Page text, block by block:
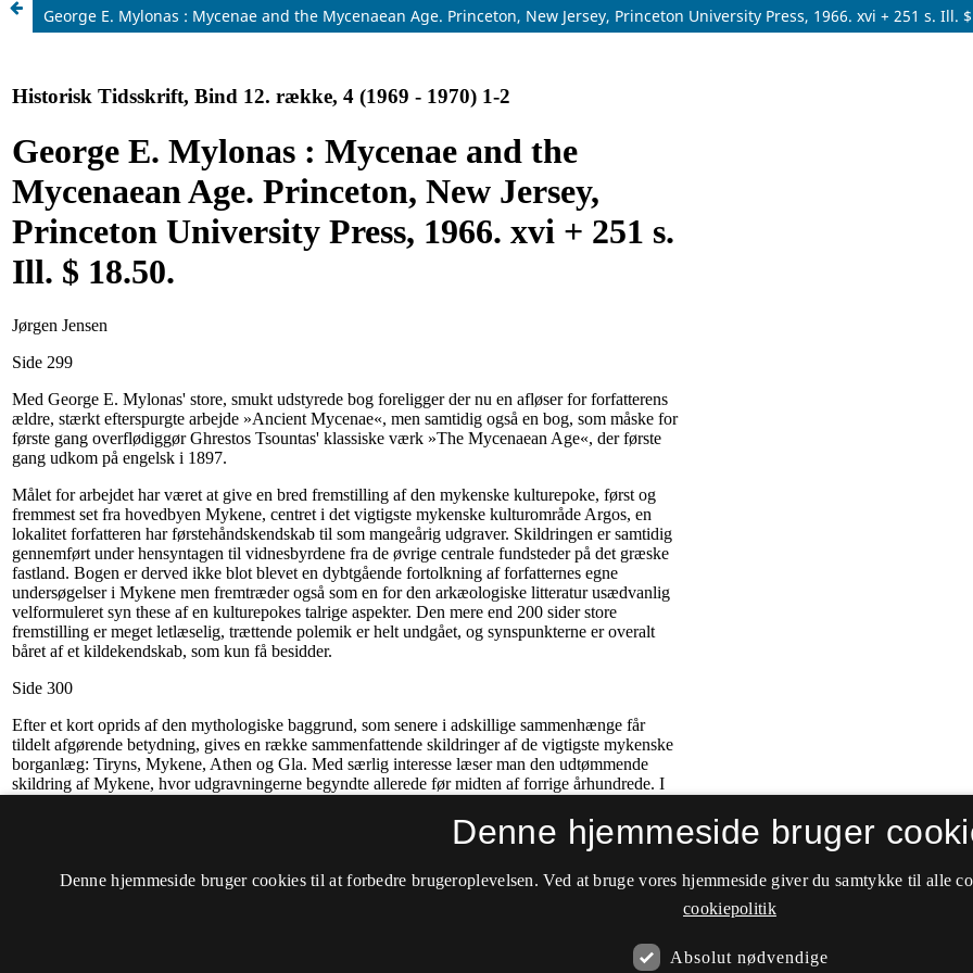
George E. Mylonas : Mycenae and the Mycenaean Age. Princeton, New Jersey, Princeton University Press, 1966. xvi + 251 s. Ill.
Denne hjemmeside bruger
Denne hjemmeside bruger cookies til at forbedre brugeroplevelsen. Ved at bruge vores hjemmeside giver du samtykke til alle
cookiepolitik
Absolut nødvendige